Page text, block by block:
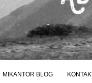
MIKANTOR BLOG